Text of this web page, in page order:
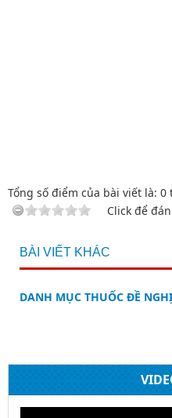
Tổng số điểm của bài viết là: 0
Click để
BÀI VIẾT KHÁC
DANH MỤC THUỐC ĐỀ